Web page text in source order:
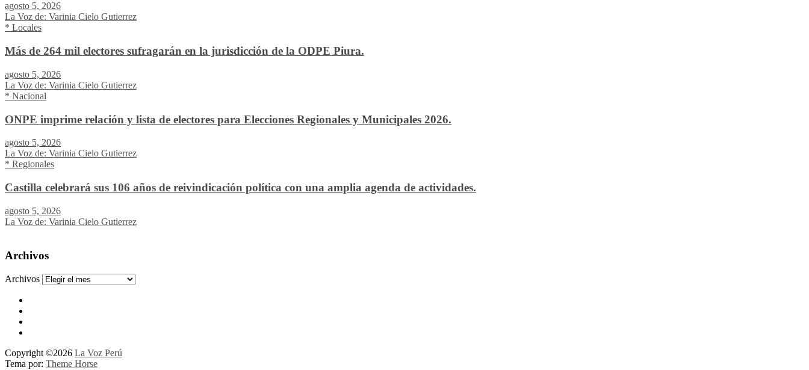
agosto 5, 2026
La Voz de: Varinia Cielo Gutierrez
* Locales
Más de 264 mil electores sufragarán en la jurisdicción de la ODPE Piura.
agosto 5, 2026
La Voz de: Varinia Cielo Gutierrez
* Nacional
ONPE imprime relación y lista de electores para Elecciones Regionales y Municipales 2026.
agosto 5, 2026
La Voz de: Varinia Cielo Gutierrez
* Regionales
Castilla celebrará sus 106 años de reivindicación política con una amplia agenda de actividades.
agosto 5, 2026
La Voz de: Varinia Cielo Gutierrez
Archivos
Archivos
Copyright ©2026 La Voz Perú
Tema por: Theme Horse